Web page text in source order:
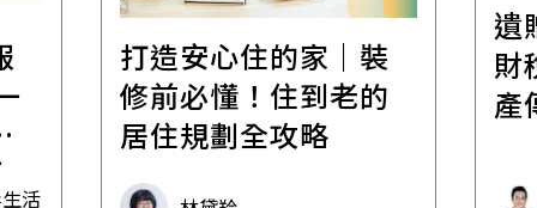
活
打造安心住的家｜裝
修前必懂！住到老的
居住規劃全攻略
遺
財
產